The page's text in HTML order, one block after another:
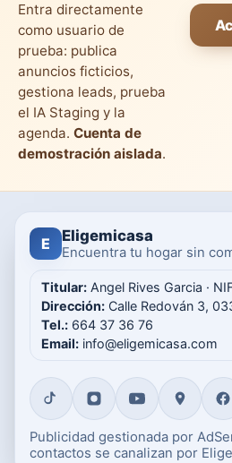
Entra directamente
como usuario de
prueba: publica
anuncios ficticios,
gestiona leads, prueba
el IA Staging y la
agenda. Cuenta de
demostración aislada.
E Eligemicasa
Encuentra tu hogar sin
Titular: Angel Rives Garcia ·
Dirección: Calle Redován 3,
Tel.: 664 37 36 76
Email: info@eligemicasa.com
Publicidad gestionada por
contactos se canalizan por